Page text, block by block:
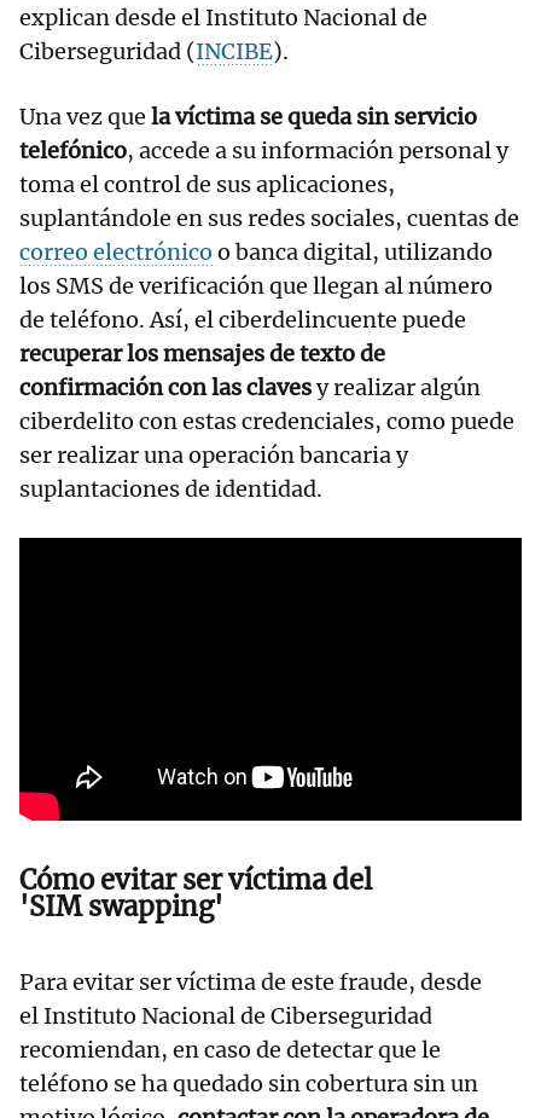
explican desde el Instituto Nacional de
Ciberseguridad (INCIBE).
Una vez que la víctima se queda sin servicio
telefónico, accede a su información personal y
toma el control de sus aplicaciones,
suplantándole en sus redes sociales, cuentas de
correo electrónico o banca digital, utilizando
los SMS de verificación que llegan al número
de teléfono. Así, el ciberdelincuente puede
recuperar los mensajes de texto de
confirmación con las clavesy realizar algún
ciberdelito con estas credenciales, como puede
ser realizar una operación bancaria y
suplantaciones de identidad.
Cómo evitar ser víctima del
'SIM swapping'
Para evitar ser víctima de este fraude, desde
el Instituto Nacional de Ciberseguridad
recomiendan, en caso de detectar que le
teléfono se ha quedado sin cobertura sin un